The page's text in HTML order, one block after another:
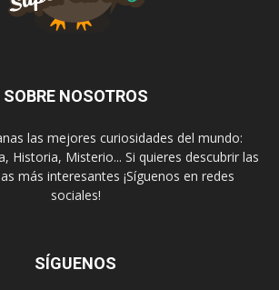
SOBRE NOSOTROS
las mejores curiosidades del mundo:
Historia, Misterio... Si quieres descubrir las
más interesantes ¡Síguenos en redes
sociales!
SÍGUENOS